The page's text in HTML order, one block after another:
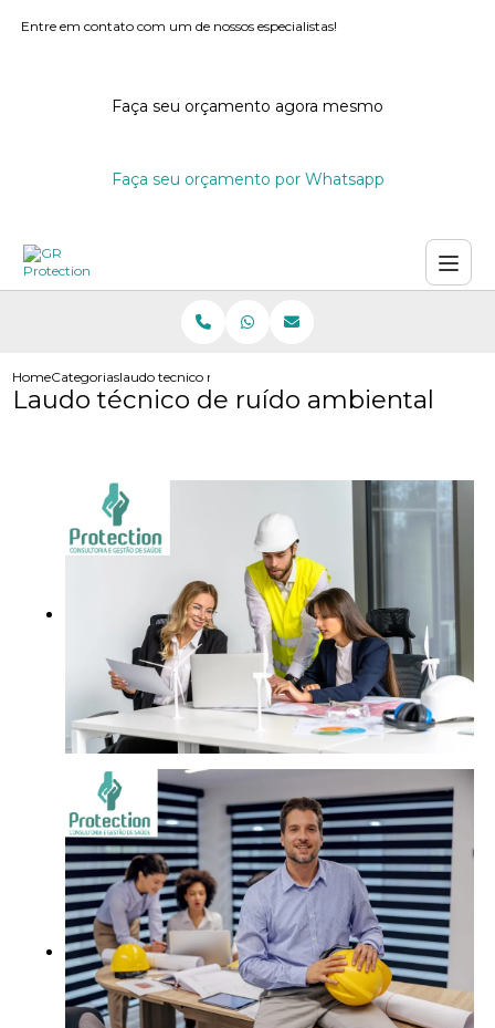
Entre em contato com um de nossos especialistas!
Faça seu orçamento agora mesmo
Faça seu orçamento por Whatsapp
HomeCategoriaslaudo tecnico ruido ambiental
Laudo técnico de ruído ambiental